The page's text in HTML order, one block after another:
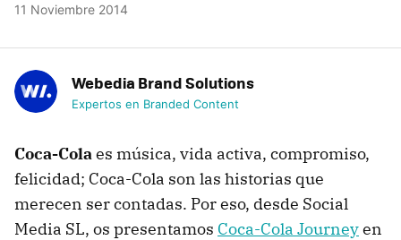
11 Noviembre 2014
Webedia Brand Solutions
Expertos en Branded Content
Coca-Cola es música, vida activa, compromiso,
felicidad; Coca-Cola son las historias que
merecen ser contadas. Por eso, desde Social
Media SL, os presentamos Coca-Cola Journeyen